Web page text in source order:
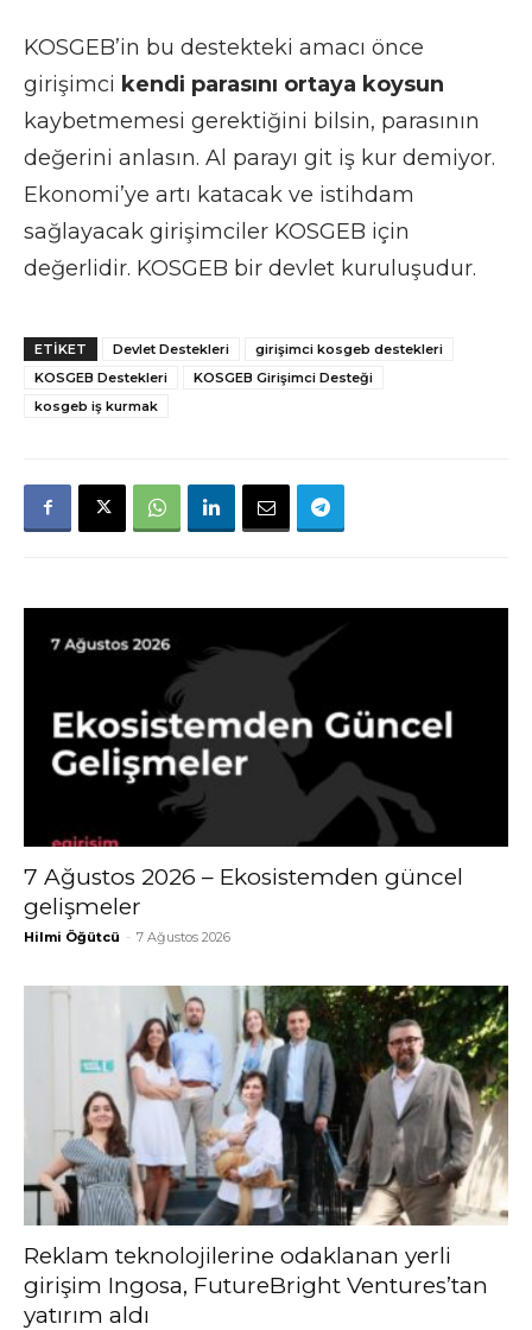
KOSGEB’in bu destekteki amacı önce
girişimci kendi parasını ortaya koysun
kaybetmemesi gerektiğini bilsin, parasının
değerini anlasın. Al parayı git iş kur demiyor.
Ekonomi’ye artı katacak ve istihdam
sağlayacak girişimciler KOSGEB için
değerlidir. KOSGEB bir devlet kuruluşudur.
ETIKET Devlet Destekleri
girişimci kosgeb destekleri
KOSGEB Destekleri
KOSGEB Girişimci Desteği
kosgeb iş kurmak
7 Ağustos 2026 – Ekosistemden güncel
gelişmeler
Hilmi Öğütcü - 7 Ağustos 2026
Reklam teknolojilerine odaklanan yerli
girişim Ingosa, FutureBright Ventures’tan
yatırım aldı